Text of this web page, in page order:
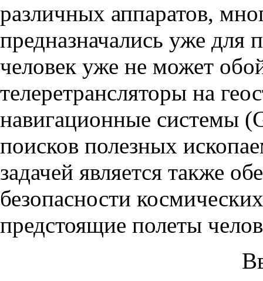
различных аппаратов,
предназначались уже для
человек уже не может
телеретрансляторы на
навигационные системы
поисков полезных
задачей является также
безопасности
предстоящие полеты